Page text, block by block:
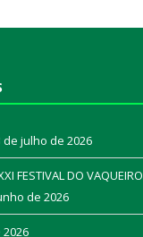
de julho de 2026
FESTIVAL DO VAQUEIRO
de 2026